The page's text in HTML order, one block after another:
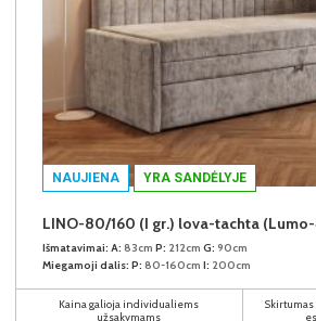
NAUJIENA YRA SANDĖLYJE
LINO-80/160 (I gr.) lova-tachta
Išmatavimai: A: 83cm P: 212cm G: 90cm
Miegamoji dalis: P: 80-160cm I: 200cm
Kaina galioja individualiems
užsakymams